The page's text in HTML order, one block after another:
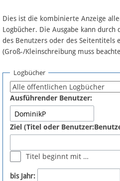
Artikel nach Kategorien
FAQ
Fördermitglied werden
Fehler melden
Newsletter
Dies ist die kombinierte Anzeige
Logbücher. Die Ausgabe kann durch
des Benutzers oder des Seitentitels
(Groß-/Kleinschreibung muss
Logbücher
Ausführender Benutzer:
Ziel (Titel oder
Titel beginnt mit …
bis Jahr: